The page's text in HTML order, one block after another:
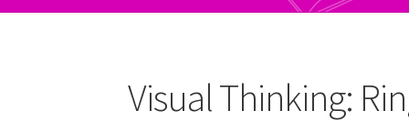
Visual Thinking: